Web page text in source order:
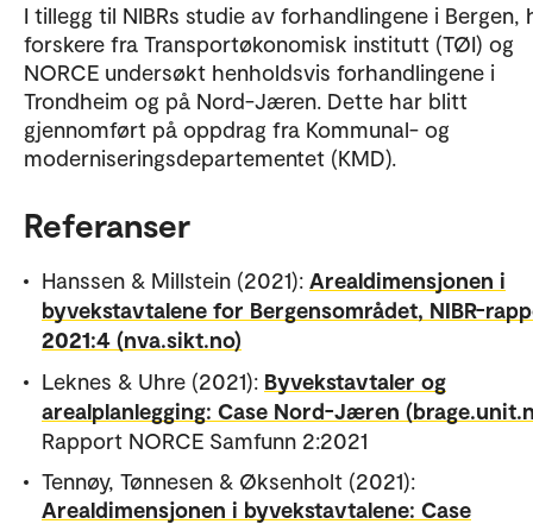
I tillegg til NIBRs studie av forhandlingene i Bergen,
forskere fra Transportøkonomisk institutt (TØI) og
NORCE undersøkt henholdsvis forhandlingene i
Trondheim og på Nord-Jæren. Dette har blitt
gjennomført på oppdrag fra Kommunal- og
moderniseringsdepartementet (KMD).
Referanser
Hanssen & Millstein (2021): Arealdimensjonen i
byvekstavtalene for Bergensområdet, NIBR-
2021:4 (nva.sikt.no)
Leknes & Uhre (2021): Byvekstavtaler og
arealplanlegging: Case Nord-Jæren
Rapport NORCE Samfunn 2:2021
Tennøy, Tønnesen & Øksenholt (2021):
Arealdimensjonen i byvekstavtalene: Case